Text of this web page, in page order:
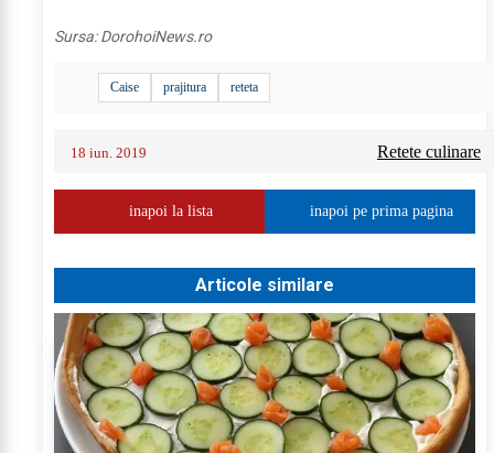
Sursa:DorohoiNews.ro
Caise prajitura reteta
18 iun. 2019 Retete culinare
inapoi la lista inapoi pe prima pagina
Articole similare